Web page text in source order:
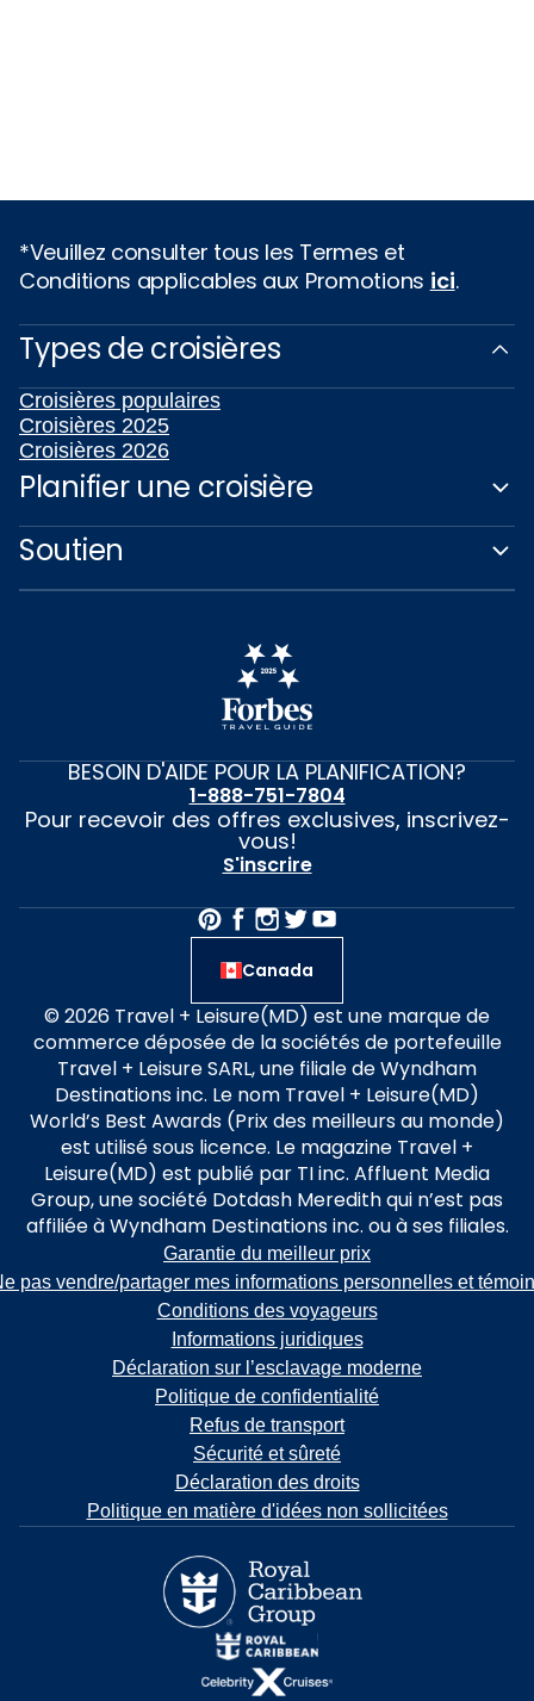
*Veuillez consulter tous les Termes et
Conditions applicables aux Promotions ici.
Types de croisières
Croisières populaires
Croisières 2025
Croisières 2026
Planifier une croisière
Soutien
BESOIN D'AIDE POUR LA PLANIFICATION?
1-888-751-7804
Pour recevoir des offres exclusives, inscrivez-
vous!
S'inscrire
Canada
© 2026 Travel + Leisure(MD) est une marque de
commerce déposée de la sociétés de portefeuille
Travel + Leisure SARL, une filiale de Wyndham
Destinations inc. Le nom Travel + Leisure(MD)
World’s Best Awards (Prix des meilleurs au monde)
est utilisé sous licence. Le magazine Travel +
Leisure(MD) est publié par TI inc. Affluent Media
Group, une société Dotdash Meredith qui n’est pas
affiliée à Wyndham Destinations inc. ou à ses filiales.
Garantie du meilleur prix
pas vendre/partager mes informations personnelles et
Conditions des voyageurs
Informations juridiques
Déclaration sur l’esclavage moderne
Politique de confidentialité
Refus de transport
Sécurité et sûreté
Déclaration des droits
Politique en matière d'idées non sollicitées